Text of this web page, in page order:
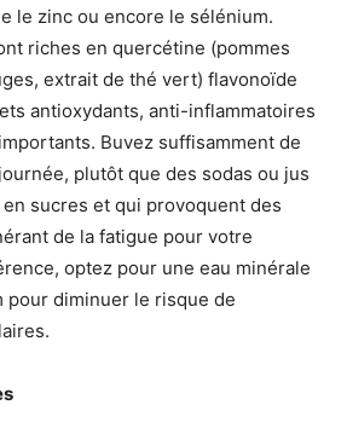
le zinc ou encore le sélénium.
riches en quercétine (pommes
extrait de thé vert) flavonoïde
antioxydants, anti-inflammatoires
Buvez suffisamment de
plutôt que des sodas ou jus
sucres et qui provoquent des
de la fatigue pour votre
optez pour une eau minérale
pour diminuer le risque de